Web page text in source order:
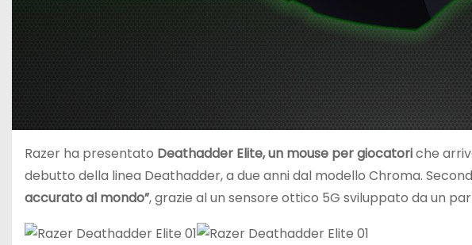
Razer ha presentato Deathadder Elite, un mouse per giocatoriche
debutto della linea Deathadder, a due anni dal modello Chroma.
accurato al mondo”, grazie al un sensore ottico 5G sviluppato da un